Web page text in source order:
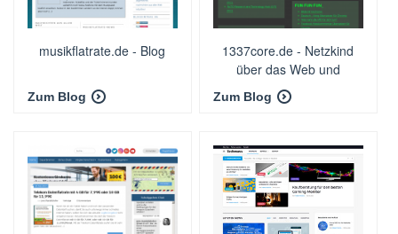
musikflatrate.de - Blog
Zum Blog
1337core.de - Netzkind
über das Web und
Sicherheit.
Zum Blog